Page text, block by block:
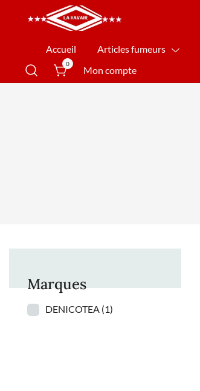
La Havane Nîmes
Accueil Articles fumeurs
0
Mon compte
Marques
DENICOTEA (1)